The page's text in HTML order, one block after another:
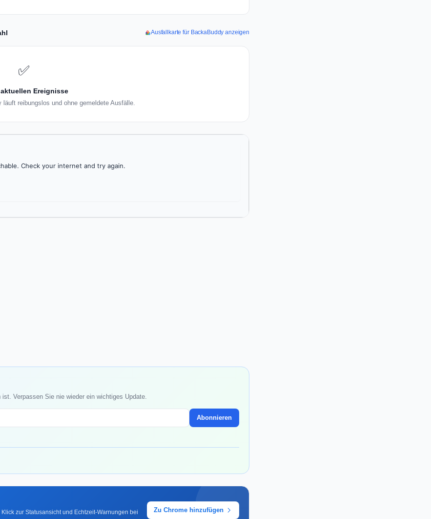
Ausfallkarte für BackaBuddy anzeigen
✅
Ereignisse
reibungslos und ohne gemeldete Ausfälle.
Check your internet and try again.
Verpassen Sie nie wieder ein wichtiges Update.
Abonnieren
zur Statusansicht und Echtzeit-Warnungen bei
Zu Chrome hinzufügen